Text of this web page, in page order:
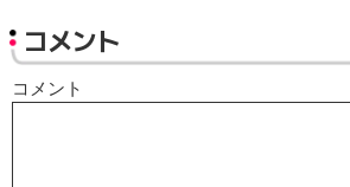
コメント
コメント